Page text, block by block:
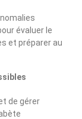
évaluer le
et préparer au
de gérer